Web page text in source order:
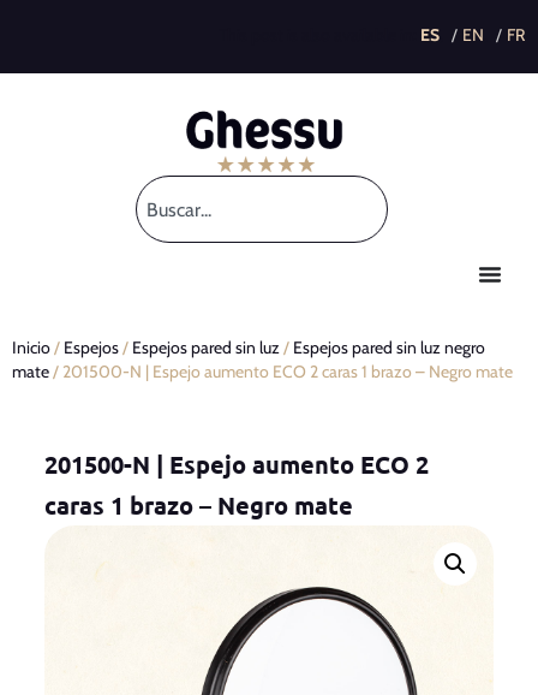
Inicio/ Espejos/ Espejos pared sin luz/ Espejos pared sin luz negro
mate/ 201500-N | Espejo aumento ECO 2 caras 1 brazo – Negro mate
201500-N | Espejo aumento ECO 2
caras 1 brazo – Negro mate